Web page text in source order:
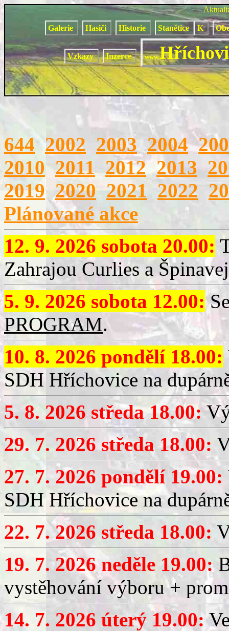
Galerie Hasiči Historie Stanětice K
Vzkazy Inzerce www.
644 2002 2003 2004
2010 2011 2012 2013
2019 2020 2021 2022
Plánované akce
12. 9. 2026 sobota 20.00:
Zahrajou Curlies a
5. 9. 2026 sobota 12.00:
PROGRAM.
10. 8. 2026 pondělí 18.00:
SDH Hříchovice na
5. 8. 2026 středa 18.00:
29. 7. 2026 středa 18.00:
27. 7. 2026 pondělí 19.00:
SDH Hříchovice na
22. 7. 2026 středa 18.00:
19. 7. 2026 neděle 19.00:
vystěhování výboru +
14. 7. 2026 úterý 19.00: